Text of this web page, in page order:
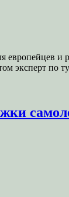
эксперт